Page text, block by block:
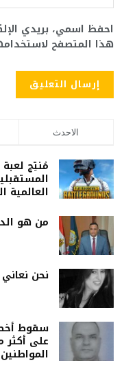
احفظ اسمي، بريدي
هذا المتصفح
الاحدث
مُنتِج
العالمية
من هو
نحن نعاني
سقوط
المواطنين